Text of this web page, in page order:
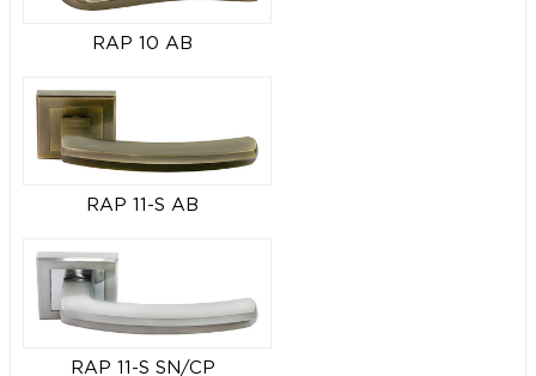
RAP 10 AB
RAP 11-S AB
RAP 11-S SN/CP